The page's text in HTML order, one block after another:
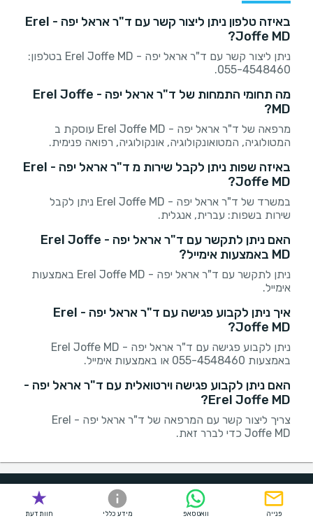
באיזה טלפון ניתן ליצור קשר עם ד"ר אראל יפה - Erel
Joffe MD?
ניתן ליצור קשר עם ד"ר אראל יפה - Erel Joffe MD בטלפון:
055-4548460.
מה תחומי התמחות של ד"ר אראל יפה - Erel Joffe
MD?
מרפאה של ד"ר אראל יפה - Erel Joffe MD עוסקת ב
המטולוגיה, המטואונקולוגיה, אונקולוגיה, רפואה פנימית.
באיזה שפות ניתן לקבל שירות מ ד"ר אראל יפה - Erel
Joffe MD?
במשרד של ד"ר אראל יפה - Erel Joffe MD ניתן לקבל
שירות בשפות: עברית, אנגלית.
האם ניתן לתקשר עם ד"ר אראל יפה - Erel Joffe
MD באמצעות אימייל?
ניתן לתקשר עם ד"ר אראל יפה - Erel Joffe MD באמצעות
אימייל.
איך ניתן לקבוע פגישה עם ד"ר אראל יפה - Erel
Joffe MD?
ניתן לקבוע פגישה עם ד"ר אראל יפה - Erel Joffe MD
באמצעות 055-4548460 או באמצעות אימייל.
האם ניתן לקבוע פגישה וירטואלית עם ד"ר אראל יפה -
Erel Joffe MD?
צריך ליצור קשר עם המרפאה של ד"ר אראל יפה - Erel
Joffe MD כדי לברר זאת.
אודות
פנייה וואטסאפ מידע כללי חוות דעת